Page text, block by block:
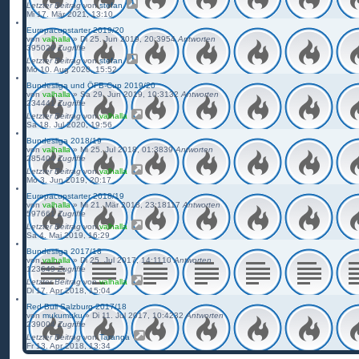
Letzter Beitragvonstefan
Mi 17. Mär 2021, 13:10
Europacupstarter 2019/20
von valhalla» Di 25. Jun 2019, 20:3954Antworten
395029Zugriffe
Letzter Beitragvonstefan
Mo 10. Aug 2020, 15:52
Bundesliga und ÖFB-Cup 2019/20
von valhalla» Sa 29. Jun 2019, 10:3132 Antworten
234441Zugriffe
Letzter Beitragvonvalhalla
Sa 18. Jul 2020, 19:56
Bundesliga 2018/19
von valhalla» Mi 25. Jul 2018, 01:3839Antworten
285404Zugriffe
Letzter Beitragvonvalhalla
Mo 3. Jun 2019, 20:17
Europacupstarter 2018/19
von valhalla» Mi 21. Mär 2018, 23:18117 Antworten
597661Zugriffe
Letzter Beitragvonvalhalla
Sa 4. Mai 2019, 16:29
Bundesliga 2017/18
von valhalla» Di 25. Jul 2017, 14:11 10Antworten
123649Zugriffe
Letzter Beitragvonvalhalla
Di 17. Apr 2018, 15:04
Red Bull Salzburg 2017/18
von mukumuku»Di 11. Jul 2017, 10:4232Antworten
239004Zugriffe
Letzter BeitragvonTaranga
Fr 13. Apr 2018, 13:34